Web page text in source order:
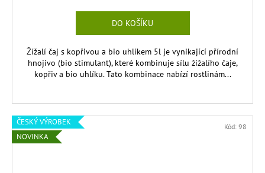
DO KOŠÍKU
Žížalí čaj s kopřivou a bio uhlíkem 5l je vynikající přírodní
hnojivo (bio stimulant), které kombinuje sílu žížalího čaje,
kopřiv a bio uhlíku. Tato kombinace nabízí rostlinám...
ČESKÝ VÝROBEK
NOVINKA
Kód: 98